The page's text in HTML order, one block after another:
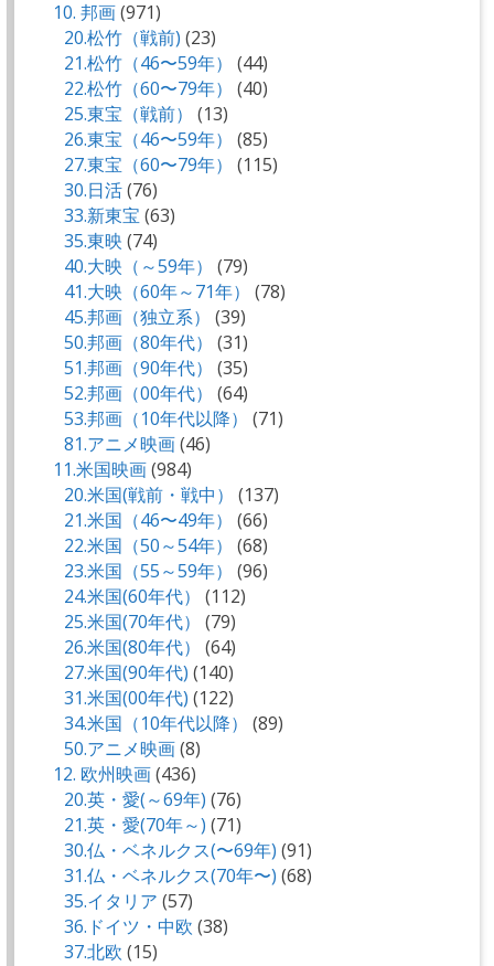
10. 邦画(971)
20.松竹（戦前) (23)
21.松竹（46〜59年）
(44)
22.松竹（60〜79年）
(40)
25.東宝（戦前）
(13)
26.東宝（46〜59年）
(85)
27.東宝（60〜79年）
(115)
30.日活(76)
33.新東宝 (63)
35.東映 (74)
40.大映（～59年）
(79)
41.大映（60年～71年）
(78)
45.邦画（独立系）
(39)
50.邦画（80年代）
(31)
51.邦画（90年代）
(35)
52.邦画（00年代）
(64)
53.邦画（10年代以降）
(71)
81.アニメ映画(46)
11.米国映画(984)
20.米国(戦前・戦中）
(137)
21.米国（46〜49年）
(66)
22.米国（50～54年）
(68)
23.米国（55～59年）
(96)
24.米国(60年代）
(112)
25.米国(70年代）
(79)
26.米国(80年代）
(64)
27.米国(90年代) (140)
31.米国(00年代) (122)
34.米国（10年代以降）
(89)
50.アニメ映画(8)
12. 欧州映画(436)
20.英・愛(～69年) (76)
21.英・愛(70年～) (71)
30.仏・ベネルクス(〜69年) (91)
31.仏・ベネルクス(70年〜) (68)
35.イタリア (57)
36.ドイツ・中欧 (38)
37.北欧 (15)